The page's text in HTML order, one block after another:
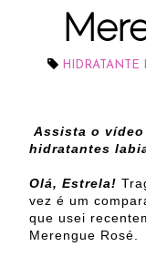
Assista o
hidratantes
Olá, Estrela!
vez é um
que usei
Merengue Rosé.